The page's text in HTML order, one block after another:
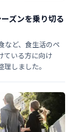
ズンを乗り切る
など、食生活のペ
ている方に向け
しました。